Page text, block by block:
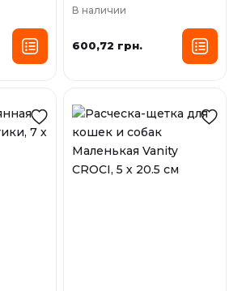
В наличии
600,72 грн.